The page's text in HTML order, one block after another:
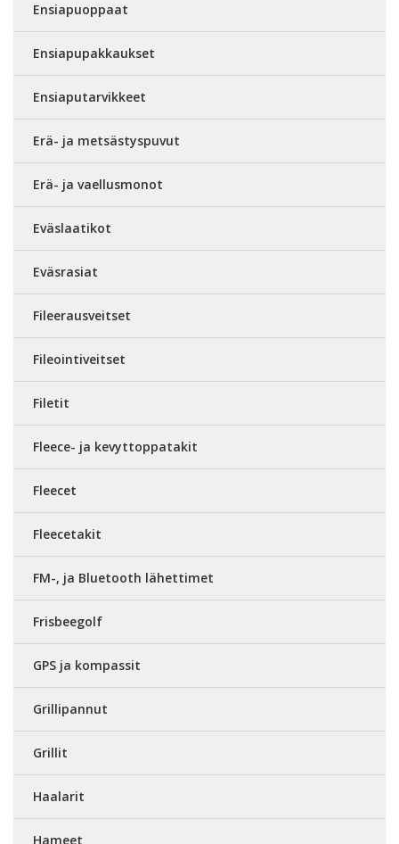
Ensiapuoppaat
Ensiapupakkaukset
Ensiaputarvikkeet
Erä- ja metsästyspuvut
Erä- ja vaellusmonot
Eväslaatikot
Eväsrasiat
Fileerausveitset
Fileointiveitset
Filetit
Fleece- ja kevyttoppatakit
Fleecet
Fleecetakit
FM-, ja Bluetooth lähettimet
Frisbeegolf
GPS ja kompassit
Grillipannut
Grillit
Haalarit
Hameet